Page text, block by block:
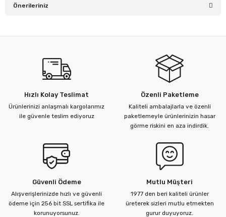
Önerileriniz
Görüş ve önerileriniz için teşekkür ederiz.
Ürün açıklamasında eksik bilgiler bulunuyor.
Ürün bilgilerinde hatalar bulunuyor.
Ürün fiyatı diğer sitelerden daha pahalı.
Bu ürüne benzer farklı alternatifler olmalı.
Hızlı Kolay Teslimat
Ürünlerinizi anlaşmalı kargolarımız
ile güvenle teslim ediyoruz
Özenli Paketleme
Kaliteli ambalajlarla ve özenli
paketlemeyle ürünlerinizin hasar
görme riskini en aza indirdik.
Güvenli Ödeme
Alışverişlerinizde hızlı ve güvenli
ödeme için 256 bit SSL sertifika ile
korunuyorsunuz.
Mutlu Müşteri
1977 den beri kaliteli ürünler
üreterek sizleri mutlu etmekten
gurur duyuyoruz.